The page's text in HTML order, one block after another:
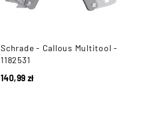
Schrade - Callous Multitool -
1182531
140,99 zł